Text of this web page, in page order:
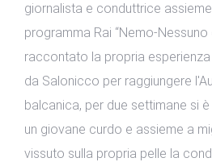
giornalista e conduttrice
programma Rai “Nemo-Nessuno
raccontato la propria esperienza
da Salonicco per raggiungere
balcanica, per due settimane si
un giovane curdo e assieme a
vissuto sulla propria pelle la